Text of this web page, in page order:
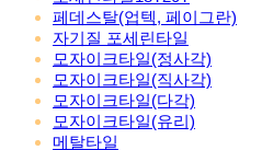
페데스탈(업텍, 페이그란)
자기질 포세린타일
모자이크타일(정사각)
모자이크타일(직사각)
모자이크타일(다각)
모자이크타일(유리)
메탈타일